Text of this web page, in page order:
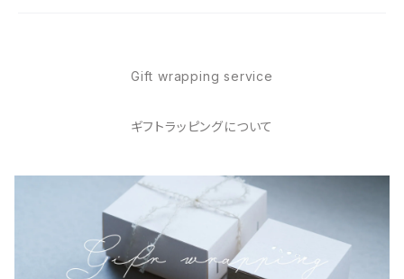
Gift wrapping service
ギフトラッピングについて